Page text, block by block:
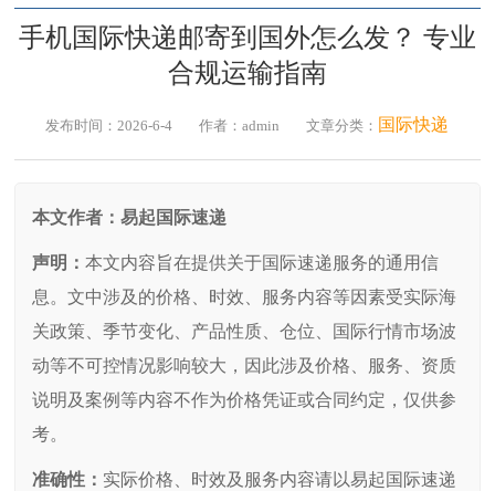
手机国际快递邮寄到国外怎么发？ 专业
合规运输指南
发布时间：2026-6-4 作者：admin 文章分类： 国际快递
本文作者：易起国际速递
声明：本文内容旨在提供关于国际速递服务的通用信
息。文中涉及的价格、时效、服务内容等因素受实际海
关政策、季节变化、产品性质、仓位、国际行情市场波
动等不可控情况影响较大，因此涉及价格、服务、资质
说明及案例等内容不作为价格凭证或合同约定，仅供参
考。
准确性： 实际价格、时效及服务内容请以易起国际速递